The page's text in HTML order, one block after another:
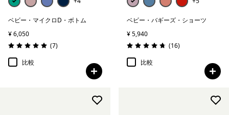
絞り込み
在庫のあるカラー
絞り込み
特長
ベビー・マイクロD・ボトム
¥ 6,050
評価: 5.0 / 5
(7レビュー
)
比較
ベビー・バギーズ・ショーツ
¥ 5,940
評価: 4.8 / 5
(16レビュー
)
比較